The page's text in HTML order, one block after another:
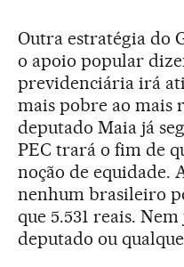
Outra estratégia do
o apoio popular
previdenciária irá
mais pobre ao mais
deputado Maia já
PEC trará o fim de
noção de equidade.
nenhum brasileiro
que 5.531 reais.
deputado ou